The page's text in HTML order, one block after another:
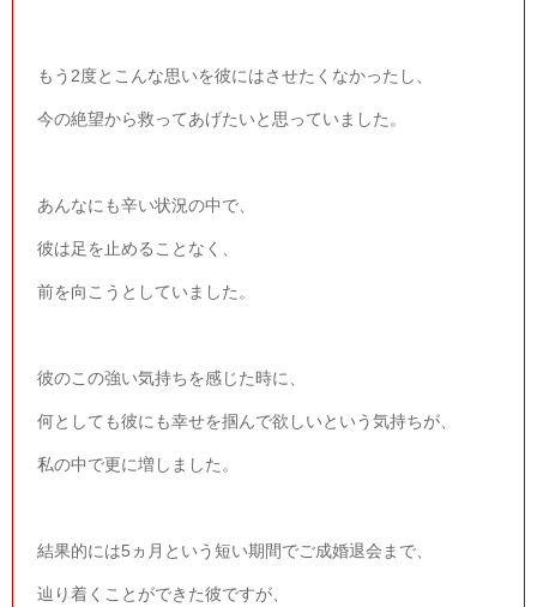
もう 2度とこんな思いを彼にはさせたくなかったし、
今の絶望から救ってあげたいと思っていました。
あんなにも辛い状況の中で、
彼は足を止めることなく、
前を向こうとしていました。
彼のこの強い気持ちを感じた時に、
何としても彼にも幸せを掴んで欲しいという気持ちが、
私の中で更に増しました。
結果的には5 ヵ月という短い期間でご成婚退会まで、
辿り着くことができた彼ですが、